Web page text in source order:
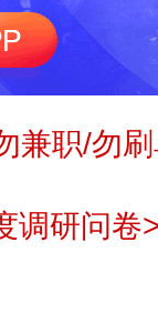
兼职/勿
调研问卷